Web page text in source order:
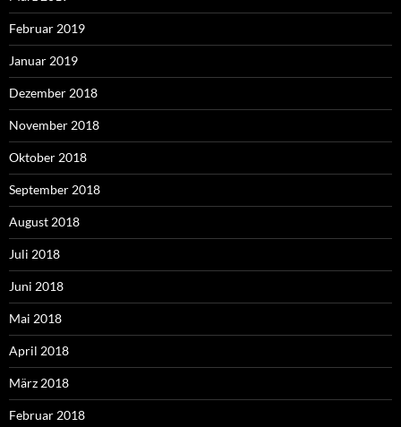
Februar 2019
Januar 2019
Dezember 2018
November 2018
Oktober 2018
September 2018
August 2018
Juli 2018
Juni 2018
Mai 2018
April 2018
März 2018
Februar 2018